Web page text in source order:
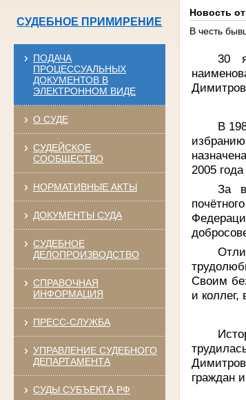
СУДЕБНОЕ ПРИМИРЕНИЕ
ПОДАЧА
ПРОЦЕССУАЛЬНЫХ
ДОКУМЕНТОВ В
ЭЛЕКТРОННОМ ВИДЕ
О СУДЕ
СУДЕЙСКОЕ
СООБЩЕСТВО
НОРМАТИВНЫЕ АКТЫ
ДОКУМЕНТЫ СУДА
СУДЕБНОЕ
ДЕЛОПРОИЗВОДСТВО
СПРАВОЧНАЯ
ИНФОРМАЦИЯ
ПРЕСС-СЛУЖБА
УПРАВЛЕНИЕ СУДЕБНОГО
ДЕПАРТАМЕНТА
СУДЫ СУБЪЕКТА РФ
Новость
В честь
30
В
2005
За
Своим
и
граждан